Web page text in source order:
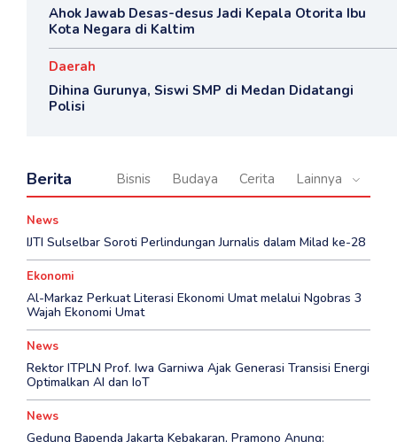
Ahok Jawab Desas-desus Jadi Kepala Otorita Ibu
Kota Negara di Kaltim
Daerah
Dihina Gurunya, Siswi SMP di Medan Didatangi
Polisi
Berita Bisnis Budaya Cerita Lainnya
News
IJTI Sulselbar Soroti Perlindungan Jurnalis dalam Milad ke-28
Ekonomi
Al-Markaz Perkuat Literasi Ekonomi Umat melalui Ngobras 3
Wajah Ekonomi Umat
News
Rektor ITPLN Prof. Iwa Garniwa Ajak Generasi Transisi Energi
Optimalkan AI dan IoT
News
Gedung Bapenda Jakarta Kebakaran, Pramono Anung: